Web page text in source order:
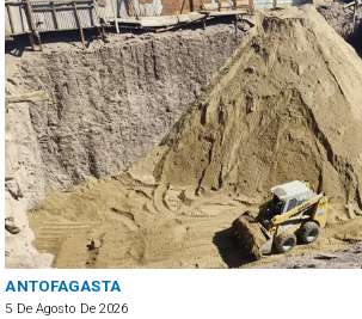
ANTOFAGASTA
5 De Agosto De 2026